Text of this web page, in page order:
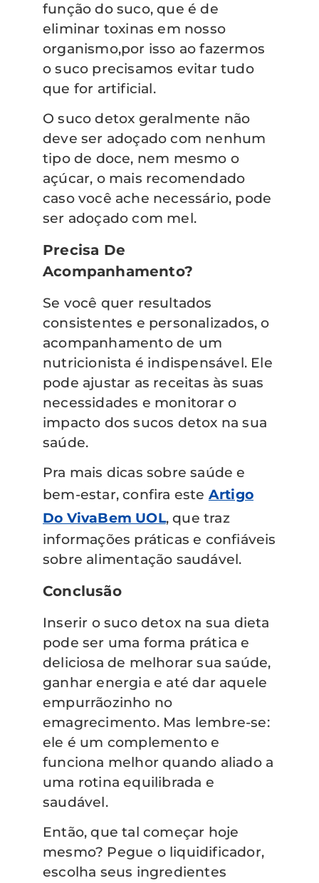
função do suco, que é de
eliminar toxinas em nosso
organismo,por isso ao fazermos
o suco precisamos evitar tudo
que for artificial.
O suco detox geralmente não
deve ser adoçado com nenhum
tipo de doce, nem mesmo o
açúcar, o mais recomendado
caso você ache necessário, pode
ser adoçado com mel.
Precisa De
Acompanhamento?
Se você quer resultados
consistentes e personalizados, o
acompanhamento de um
nutricionista é indispensável. Ele
pode ajustar as receitas às suas
necessidades e monitorar o
impacto dos sucos detox na sua
saúde.
Pra mais dicas sobre saúde e
bem-estar, confira este Artigo
Do VivaBem UOL, que traz
informações práticas e confiáveis
sobre alimentação saudável.
Conclusão
Inserir o suco detox na sua dieta
pode ser uma forma prática e
deliciosa de melhorar sua saúde,
ganhar energia e até dar aquele
empurrãozinho no
emagrecimento. Mas lembre-se:
ele é um complemento e
funciona melhor quando aliado a
uma rotina equilibrada e
saudável.
Então, que tal começar hoje
mesmo? Pegue o liquidificador,
escolha seus ingredientes